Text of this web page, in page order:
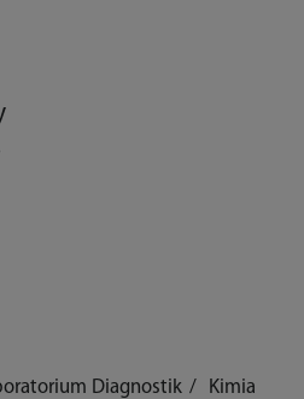
Diagnostik
Kimia